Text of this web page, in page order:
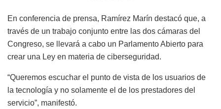
En conferencia de prensa, Ramírez Marín destacó que, a
través de un trabajo conjunto entre las dos cámaras del
Congreso, se llevará a cabo un Parlamento Abierto para
crear una Ley en materia de ciberseguridad.
“Queremos escuchar el punto de vista de los usuarios de
la tecnología y no solamente el de los prestadores del
servicio”, manifestó.